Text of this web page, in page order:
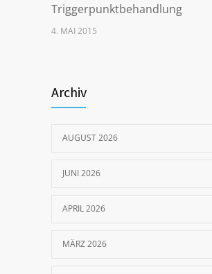
Triggerpunktbehandlung
4. MAI 2015
Schwangerschaft – Ursachen
gezielte Behandlung
Schulterschmerzen los!
Archiv
AUGUST 2026
JUNI 2026
APRIL 2026
MÄRZ 2026